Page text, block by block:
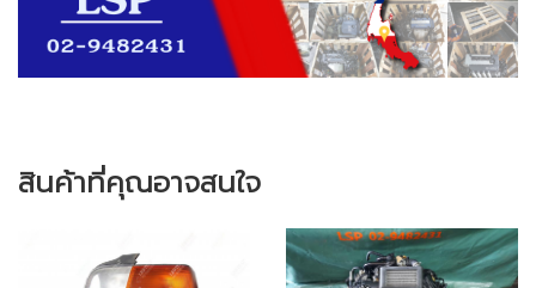
สินค้าที่คุณอาจสนใจ